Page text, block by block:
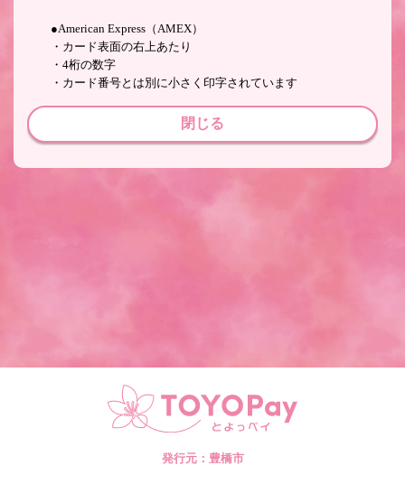
●American Express（AMEX）
・カード表面の右上あたり
・4桁の数字
・カード番号とは別に小さく印字されています
閉じる
発行元：豊橋市